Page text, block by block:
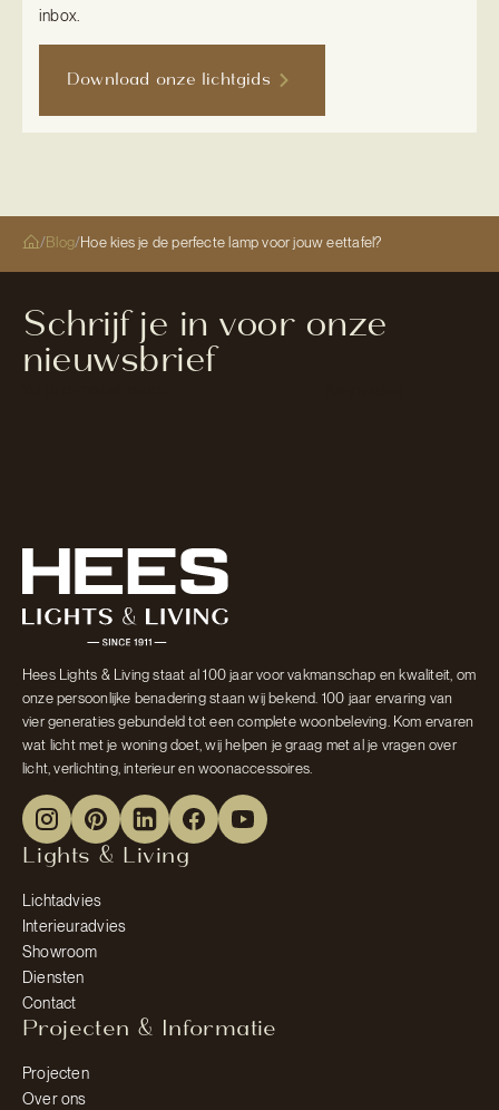
inbox.
Download onze lichtgids
/Blog/Hoe kies je de perfecte lamp voor jouw eettafel?
Schrijf je in voor onze
nieuwsbrief
Hees Lights & Living staat al 100 jaar voor vakmanschap en kwaliteit, om
onze persoonlijke benadering staan wij bekend. 100 jaar ervaring van
vier generaties gebundeld tot een complete woonbeleving. Kom ervaren
wat licht met je woning doet, wij helpen je graag met al je vragen over
licht, verlichting, interieur en woonaccessoires.
Lights & Living
Lichtadvies
Interieuradvies
Showroom
Diensten
Contact
Projecten & Informatie
Projecten
Over ons